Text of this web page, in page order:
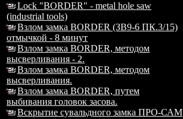
Lock "BORDER" - metal hole saw
(industrial tools)
Взлом замка BORDER (ЗВ9-6 ПК.3/15)
отмычкой - 8 минут
Взлом замка BORDER, методом
высверливания - 2.
Взлом замка BORDER, методом
высверливания.
Взлом замка BORDER, путем
выбивания головок засова.
Вскрытие сувальдного замка ПРО-САМ